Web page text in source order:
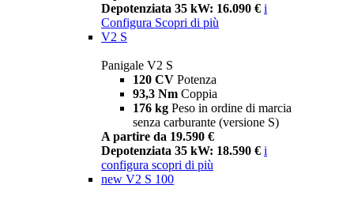
Depotenziata 35 kW: 16.090 € i
Configura Scopri di più
V2 S
Panigale V2 S
120 CV Potenza
93,3 Nm Coppia
176 kg Peso in ordine di marcia
senza carburante (versione S)
A partire da 19.590 €
Depotenziata 35 kW: 18.590 € i
configura scopri di più
new V2 S 100